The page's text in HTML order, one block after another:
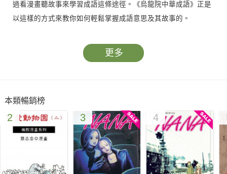
過看漫畫聽故事來學習成語這條途徑。《烏龍院中華成語》正是
以這樣的方式來教你如何輕鬆掌握成語意思及其故事的。
更多
本類暢銷榜
2 3 4